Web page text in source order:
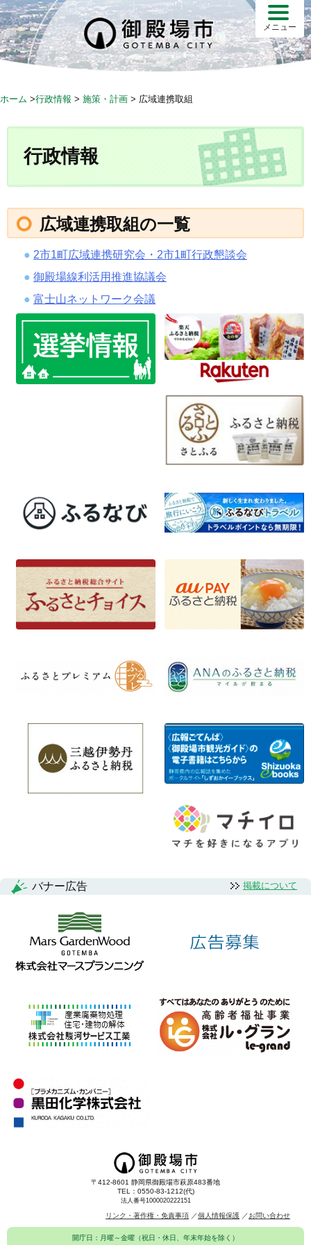
S
k
i
p
メニュー
ホーム >行政情報 > 施策・計画 > 広域連携取組
行政情報
広域連携取組の一覧
2市1町広域連携研究会・2市1町行政懇談会
御殿場線利活用推進協議会
富士山ネットワーク会議
バナー広告 掲載について
〒412-8601 静岡県御殿場市萩原483番地
TEL：0550-83-1212(代)
法人番号1000020222151
リンク・著作権・免責事項 個人情報保護 お問い合わせ
開庁日：月曜～金曜（祝日・休日、年末年始を除く）